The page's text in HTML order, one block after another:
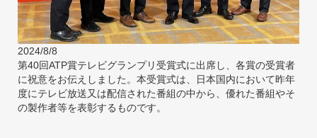
2024/8/8
第40回ATP賞テレビグランプリ受賞式に出席し、各賞の受賞者
に祝意をお伝えしました。本受賞式は、日本国内において昨年
度にテレビ放送又は配信された番組の中から、優れた番組やそ
の製作者等を表彰するものです。